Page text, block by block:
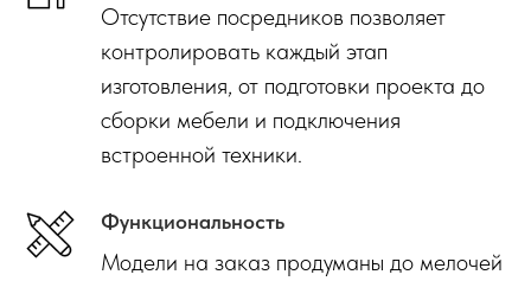
Отсутствие посредников позволяет
контролировать каждый этап
изготовления, от подготовки проекта до
сборки мебели и подключения
встроенной техники.
Функциональность
Модели на заказ продуманы до мелочей